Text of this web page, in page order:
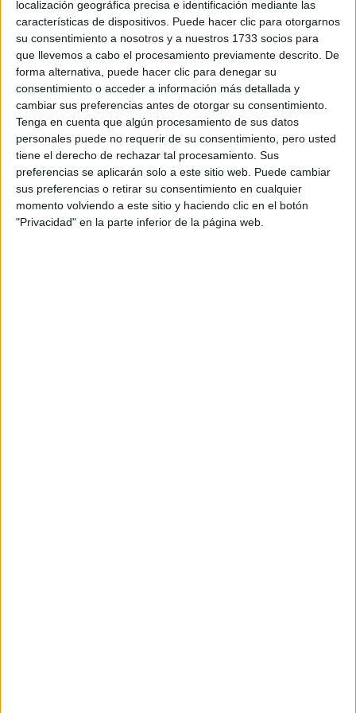
localización geográfica precisa e identificación mediante las
características de dispositivos. Puede hacer clic para otorgarnos
su consentimiento a nosotros y a nuestros 1733 socios para
que llevemos a cabo el procesamiento previamente descrito. De
forma alternativa, puede hacer clic para denegar su
consentimiento o acceder a información más detallada y
cambiar sus preferencias antes de otorgar su consentimiento.
Tenga en cuenta que algún procesamiento de sus datos
personales puede no requerir de su consentimiento, pero usted
tiene el derecho de rechazar tal procesamiento. Sus
preferencias se aplicarán solo a este sitio web. Puede cambiar
sus preferencias o retirar su consentimiento en cualquier
momento volviendo a este sitio y haciendo clic en el botón
"Privacidad" en la parte inferior de la página web.
raquel233
Desconectado
Muchas gracias, seguiré tu consejo. Espero que tu también
puedas estudiar lo que te gusta
Inicio Inicia sesión o regístrate para enviar comentarios
19 de agosto, 2015 - 19:10
Jesus92 Desconectado
Buenos días Raquel233,